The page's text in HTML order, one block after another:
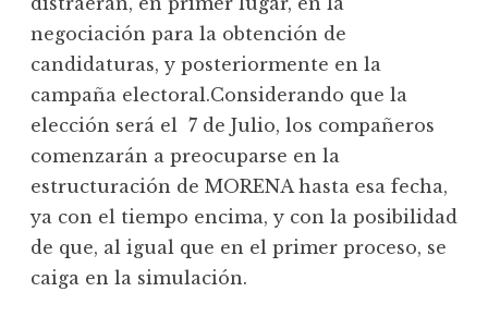
negociación para la obtención de
candidaturas, y posteriormente en la
campaña electoral.Considerando que la
elección será el 7 de Julio, los compañeros
comenzarán a preocuparse en la
estructuración de MORENA hasta esa fecha,
ya con el tiempo encima, y con la posibilidad
de que, al igual que en el primer proceso, se
caiga en la simulación.